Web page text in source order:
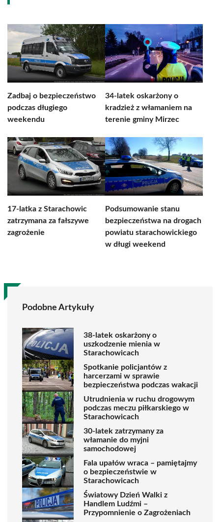
Zadbaj o bezpieczeństwo
podczas długiego
weekendu
34-latek oskarżony o
kradzież z włamaniem na
terenie gminy Mirzec
17-latka z Starachowic
zatrzymana za fałszywe
zagrożenie
Podsumowanie stanu
bezpieczeństwa na drogach
powiatu starachowickiego
w długi weekend
Podobne Artykuły
38-latek oskarżony o
uszkodzenie mienia w
Starachowicach
Spotkanie policjantów z
harcerzami w sprawie
bezpieczeństwa podczas wakacji
Utrudnienia w ruchu drogowym
podczas meczu piłkarskiego w
Starachowicach
30-latek zatrzymany za
włamanie do myjni
samochodowej
Fala upałów wraca – pamiętajmy
o bezpieczeństwie w
Starachowicach
Światowy Dzień Walki z
Handlem Ludźmi –
Przypomnienie o Zagrożeniach